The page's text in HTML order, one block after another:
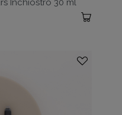
Inchiostro 30 ml